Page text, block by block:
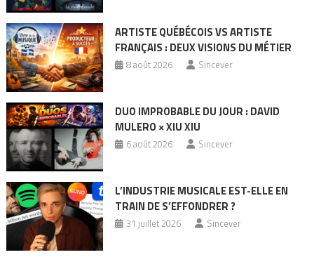
ARTISTE QUÉBÉCOIS VS ARTISTE
FRANÇAIS : DEUX VISIONS DU MÉTIER
8 août 2026 Sincever
DUO IMPROBABLE DU JOUR : DAVID
MULERO × XIU XIU
6 août 2026 Sincever
L’INDUSTRIE MUSICALE EST-ELLE EN
TRAIN DE S’EFFONDRER ?
31 juillet 2026 Sincever